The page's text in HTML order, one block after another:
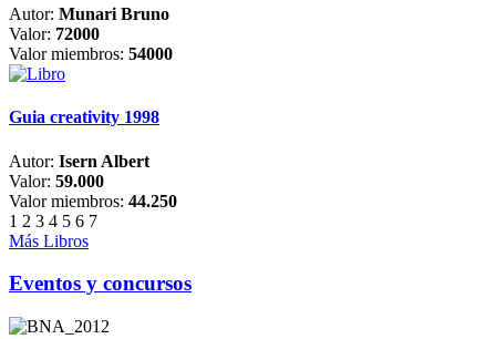
Autor: Munari Bruno
Valor: 72000
Valor miembros: 54000
Guia creativity 1998
Autor: Isern Albert
Valor: 59.000
Valor miembros: 44.250
1 2 3 4 5 6 7
Más Libros
Eventos y concursos